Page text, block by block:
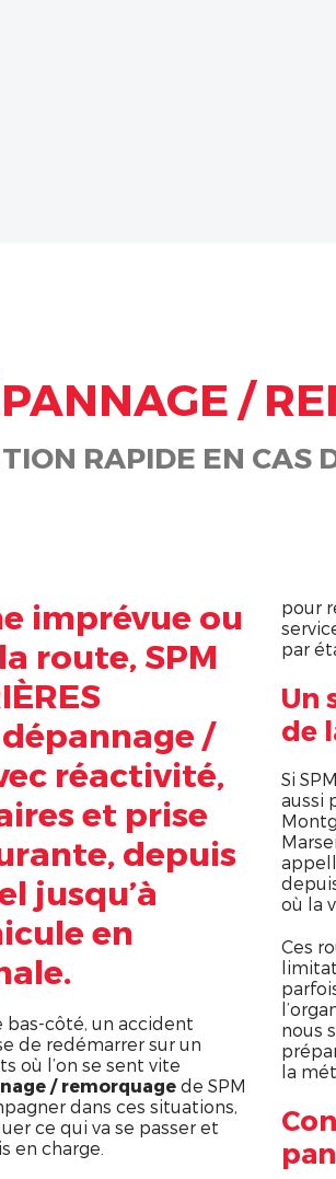
/
RAPIDE EN CAS
imprévue ou
route, SPM
/
réactivité,
et prise
depuis
jusqu’à
en
bas-côté, un accident
de redémarrer sur un
où l’on se sent vite
/ remorquagede SPM
dans ces situations,
ce qui va se passer et
en charge.
pour
par
Un
de
Si
aussi
où la
Ces
nous
la